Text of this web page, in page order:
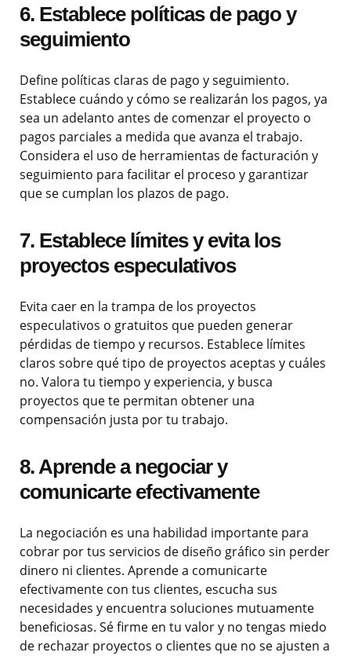
6. Establece políticas de pago y
seguimiento
Define políticas claras de pago y seguimiento.
Establece cuándo y cómo se realizarán los pagos, ya
sea un adelanto antes de comenzar el proyecto o
pagos parciales a medida que avanza el trabajo.
Considera el uso de herramientas de facturación y
seguimiento para facilitar el proceso y garantizar
que se cumplan los plazos de pago.
7. Establece límites y evita los
proyectos especulativos
Evita caer en la trampa de los proyectos
especulativos o gratuitos que pueden generar
pérdidas de tiempo y recursos. Establece límites
claros sobre qué tipo de proyectos aceptas y cuáles
no. Valora tu tiempo y experiencia, y busca
proyectos que te permitan obtener una
compensación justa por tu trabajo.
8. Aprende a negociar y
comunicarte efectivamente
La negociación es una habilidad importante para
cobrar por tus servicios de diseño gráfico sin perder
dinero ni clientes. Aprende a comunicarte
efectivamente con tus clientes, escucha sus
necesidades y encuentra soluciones mutuamente
beneficiosas. Sé firme en tu valor y no tengas miedo
de rechazar proyectos o clientes que no se ajusten a